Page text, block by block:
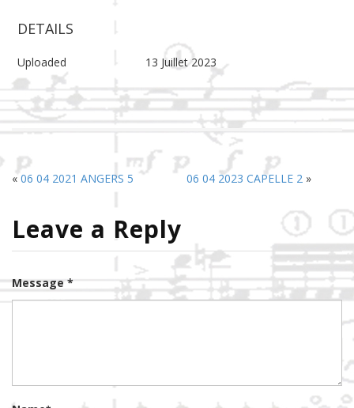
DETAILS
Uploaded 13 Juillet 2023
«06 04 2021 ANGERS 5 06 04 2023 CAPELLE 2»
Leave a Reply
Message *